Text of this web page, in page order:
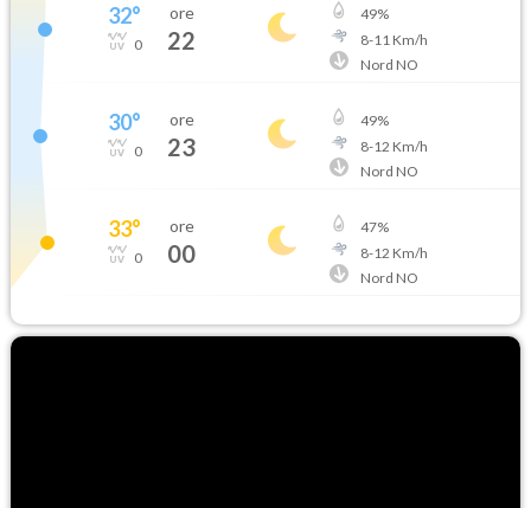
32°
0
ore
22
49%
8-11 Km/h
Nord NO
30°
0
ore
23
49%
8-12 Km/h
Nord NO
33°
0
ore
00
47%
8-12 Km/h
Nord NO